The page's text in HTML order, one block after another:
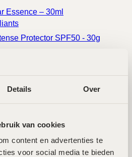
Details Over
van cookies
content en advertenties te
voor social media te bieden
Essence – 30ml
Protector SPF50 – 30g
Gel Pack Mask – 5 x 10g